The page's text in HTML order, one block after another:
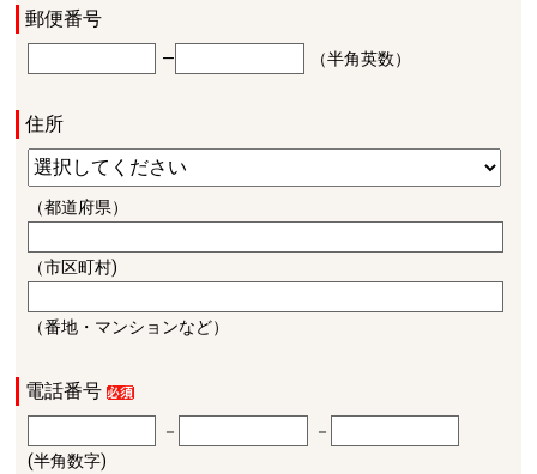
郵便番号
― （半角英数）
住所
（都道府県）
（市区町村)
（番地・マンションなど）
電話番号
－
－
(半角数字)